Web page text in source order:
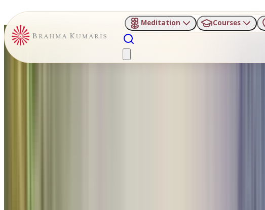
Meditation Courses